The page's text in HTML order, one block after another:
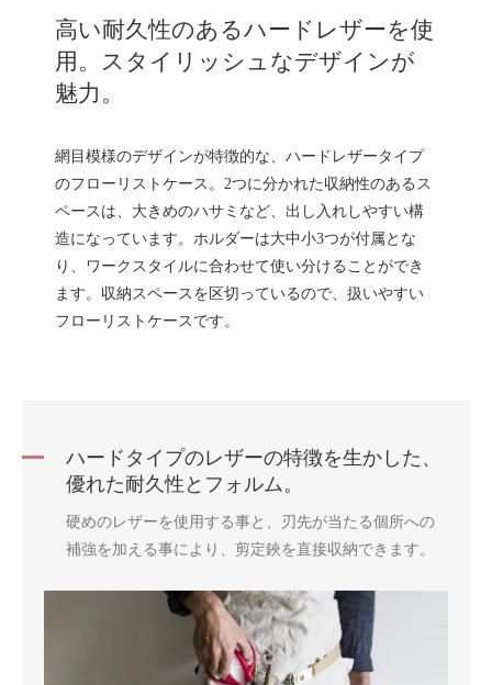
高い耐久性のあるハードレザーを使
用。スタイリッシュなデザインが
魅力。
網目模様のデザインが特徴的な、ハードレザータイプ
のフローリストケース。2つに分かれた収納性のあるス
ペースは、大きめのハサミなど、出し入れしやすい構
造になっています。ホルダーは大中小3つが付属とな
り、ワークスタイルに合わせて使い分けることができ
ます。収納スペースを区切っているので、扱いやすい
フローリストケースです。
ハードタイプのレザーの特徴を生かした、
優れた耐久性とフォルム。
硬めのレザーを使用する事と、刃先が当たる個所への
補強を加える事により、剪定鋏を直接収納できます。